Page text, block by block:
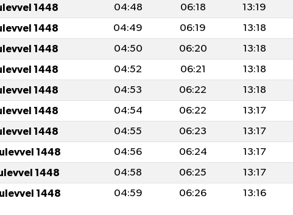
1448 04:48 06:18 13:19
1448 04:49 06:19 13:18
1448 04:50 06:20 13:18
1448 04:52 06:21 13:18
1448 04:53 06:22 13:18
1448 04:54 06:22 13:17
1448 04:55 06:23 13:17
1448 04:56 06:24 13:17
1448 04:58 06:25 13:17
1448 04:59 06:26 13:16